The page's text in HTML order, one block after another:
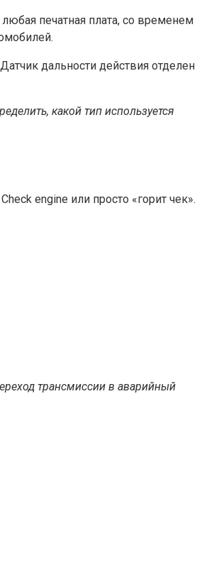
печатная плата, со временем
дальности действия отделен
какой тип используется
engine или просто «горит чек».
трансмиссии в аварийный